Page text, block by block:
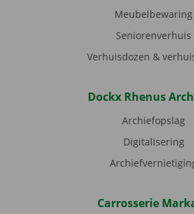
Meubelbewaring
Seniorenverhuis
Verhuisdozen &
Dockx Rhenus
Archiefopslag
Digitalisering
Carrosserie